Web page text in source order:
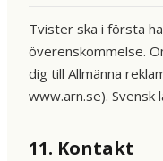
Tvister ska i första
överenskommelse.
dig till Allmänna
www.arn.se). Svensk
11. Kontakt